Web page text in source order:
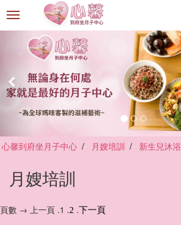
選
單
心馨到府坐月子中心 月嫂培訓 新生兒沐浴
月嫂培訓
頁數 → 上一頁 .1 .2 .下一頁